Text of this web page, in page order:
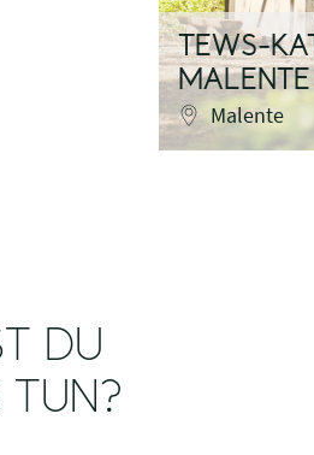
TEWS-
MALENTE
Malente
DU
TUN?